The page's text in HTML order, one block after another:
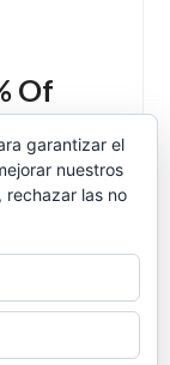
Of
More
garantizar el
nuestros
rechazar las no